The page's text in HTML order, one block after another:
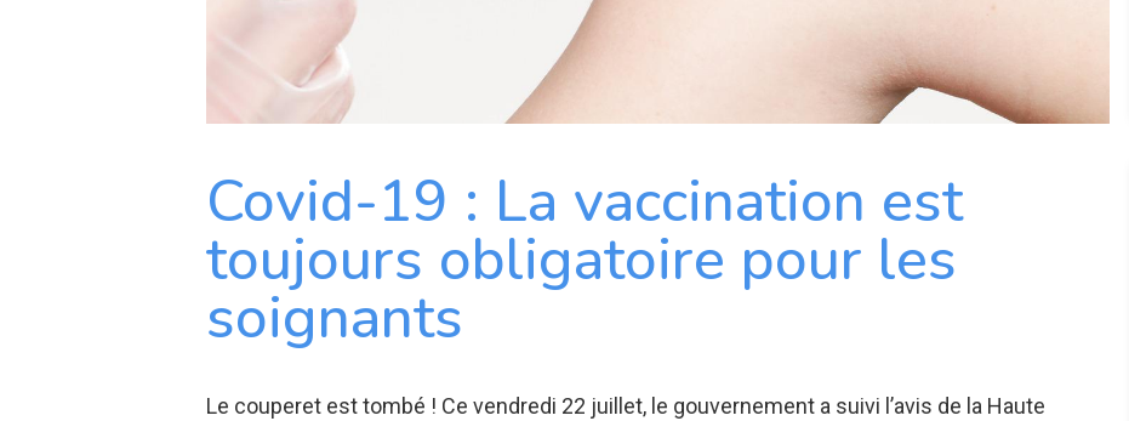
Covid-19 : La vaccination est
toujours obligatoire pour les
soignants
Le couperet est tombé ! Ce vendredi 22 juillet, le gouvernement a suivi l’avis de la Haute